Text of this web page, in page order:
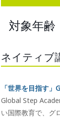
対象年齢
ネイティブ
「世界を目指す
Global Step
い国際教育で、グ